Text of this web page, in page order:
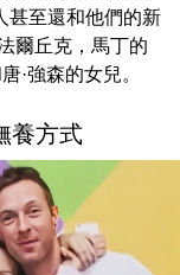
甚至還和他們的新
爾丘克，馬丁的
·強森的女兒。
養方式